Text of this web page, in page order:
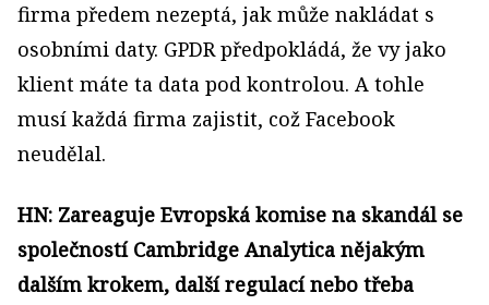
firma předem nezeptá, jak může nakládat s
osobními daty. GPDR předpokládá, že vy jako
klient máte ta data pod kontrolou. A tohle
musí každá firma zajistit, což Facebook
neudělal.
HN: Zareaguje Evropská komise na skandál se
společností Cambridge Analytica nějakým
dalším krokem, další regulací nebo třeba